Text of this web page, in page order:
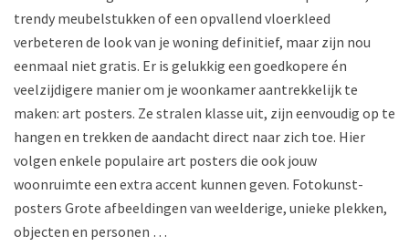
trendy meubelstukken of een opvallend vloerkleed
verbeteren de look van je woning definitief, maar zijn nou
eenmaal niet gratis. Er is gelukkig een goedkopere én
veelzijdigere manier om je woonkamer aantrekkelijk te
maken: art posters. Ze stralen klasse uit, zijn eenvoudig op te
hangen en trekken de aandacht direct naar zich toe. Hier
volgen enkele populaire art posters die ook jouw
woonruimte een extra accent kunnen geven. Fotokunst-
posters Grote afbeeldingen van weelderige, unieke plekken,
objecten en personen …